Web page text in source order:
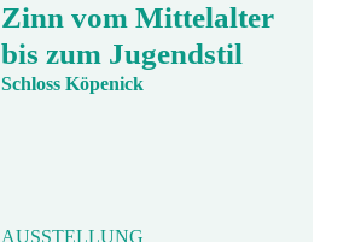
Zinn vom Mittelalter
bis zum Jugendstil
Schloss Köpenick
AUSSTELLUNG